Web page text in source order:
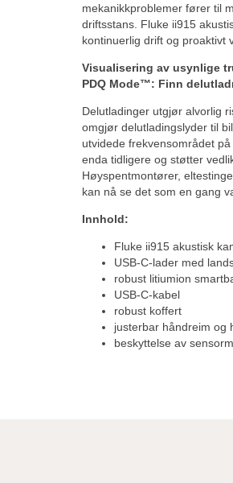
mekanikkproblemer fører til
driftsstans. Fluke ii915
kontinuerlig drift og proaktivt
Visualisering av usynlige
PDQ Mode™: Finn
Delutladinger utgjør alvorlig
omgjør delutladingslyder til
utvidede frekvensområdet
enda tidligere og støtter
Høyspentmontører,
kan nå se det som en gang
Innhold:
Fluke ii915 akustisk
USB-C-lader med
robust litiumion
USB-C-kabel
robust koffert
justerbar håndreim og
beskyttelse av